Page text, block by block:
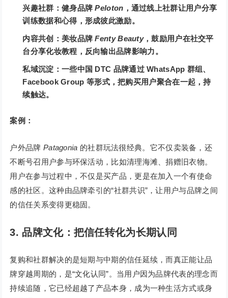
兴趣社群：健身品牌Peloton ，通过线上社群让用户分享
训练数据和心得，形成彼此激励。
内容共创：美妆品牌Fenty Beauty，鼓励用户在社交平
台分享化妆教程，反向输出品牌影响力。
私域沉淀：一些中国 DTC 品牌通过 WhatsApp 群组、
Facebook Group 等形式，把购买用户聚合在一起，持
续触达。
案例：
户外品牌 Patagonia 的社群玩法很经典。它不仅卖装备，还
不断号召用户参与环保活动，比如清理海滩、捐赠旧衣物。
用户在参与过程中，不仅是买产品，更是在加入一个有使命
感的社区。这种由品牌牵引的“社群共识”，让用户与品牌之间
的信任关系变得更稳固。
3. 品牌文化：把信任转化为长期认同
复购和社群解决的是短期与中期的信任延续，而真正能让品
牌穿越周期的，是“文化认同”。当用户因为品牌代表的理念而
持续追随，它已经超越了产品本身，成为一种生活方式或身